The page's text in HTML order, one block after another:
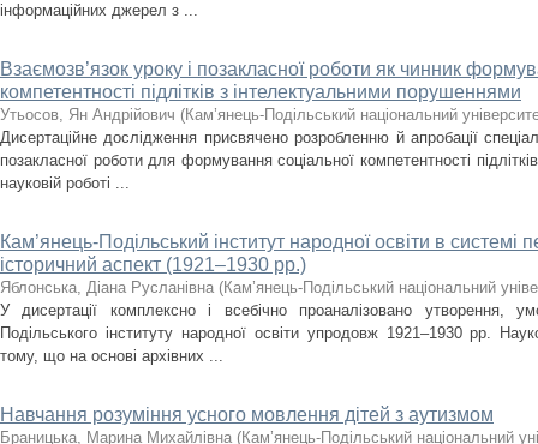
інформаційних джерел з ...
Взаємозв’язок уроку і позакласної роботи як чинник
компетентності підлітків з інтелектуальними порушеннями
Утьосов, Ян Андрійович (Кам’янець-Подільський національний
Дисертаційне дослідження присвячено розробленню й апробації
позакласної роботи для формування соціальної компетентності
науковій роботі ...
Кам’янець-Подільський інститут народної освіти в системі
історичний аспект (1921–1930 рр.)
Яблонська, Діана Русланівна (Кам’янець-Подільський національний
У дисертації комплексно і всебічно проаналізовано утворення,
Подільського інституту народної освіти упродовж 1921–1930 рр.
тому, що на основі архівних ...
Навчання розуміння усного мовлення дітей з аутизмом
Браницька, Марина Михайлівна (Кам’янець-Подільський національний